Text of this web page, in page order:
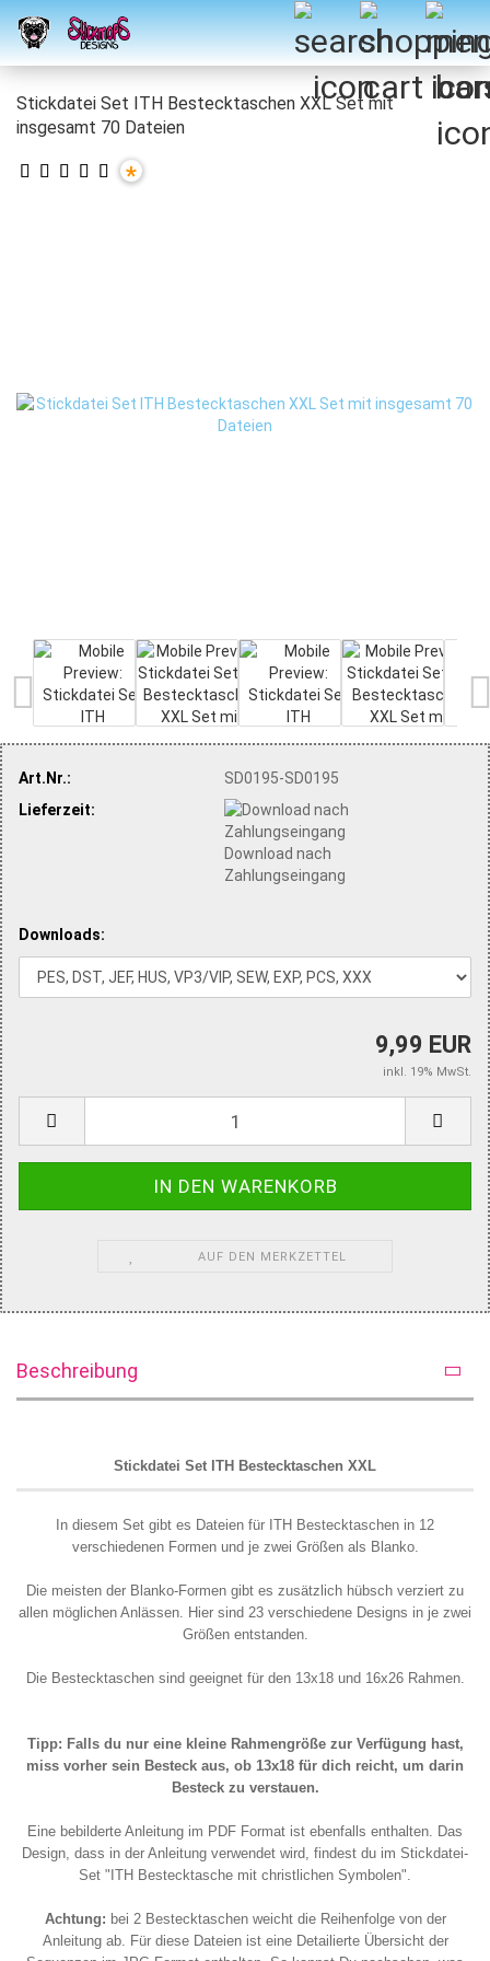
Stickdatei Set ITH Bestecktaschen XXL Set mit
insgesamt 70 Dateien
*
Art.Nr.:
SD0195-SD0195
Lieferzeit:
Download nach
Zahlungseingang
Downloads:
9,99 EUR
inkl. 19% MwSt.
AUF DEN MERKZETTEL
Beschreibung
Stickdatei Set ITH Bestecktaschen XXL
In diesem Set gibt es Dateien für ITH Bestecktaschen in 12
verschiedenen Formen und je zwei Größen als Blanko.
Die meisten der Blanko-Formen gibt es zusätzlich hübsch verziert zu
allen möglichen Anlässen. Hier sind 23 verschiedene Designs in je zwei
Größen entstanden.
Die Bestecktaschen sind geeignet für den 13x18 und 16x26 Rahmen.
Tipp: Falls du nur eine kleine Rahmengröße zur Verfügung hast,
miss vorher sein Besteck aus, ob 13x18 für dich reicht, um darin
Besteck zu verstauen.
Eine bebilderte Anleitung im PDF Format ist ebenfalls enthalten. Das
Design, dass in der Anleitung verwendet wird, findest du im Stickdatei-
Set "ITH Bestecktasche mit christlichen Symbolen".
Achtung: bei 2 Bestecktaschen weicht die Reihenfolge von der
Anleitung ab. Für diese Dateien ist eine Detailierte Übersicht der